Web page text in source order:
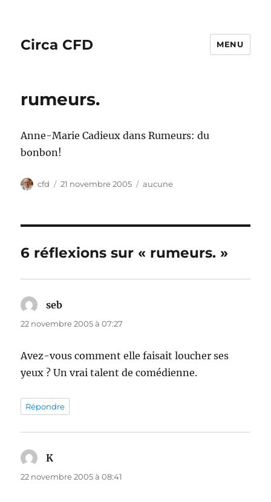
Circa CFD MENU
rumeurs.
Anne-Marie Cadieux dans Rumeurs: du
bonbon!
Auteur
cfd
Publié
21 novembre 2005 Catégories
aucune
6 réflexions sur « rumeurs. »
seb
22 novembre 2005 à 07:27
Avez-vous comment elle faisait loucher ses
yeux ? Un vrai talent de comédienne.
Répondre
K
22 novembre 2005 à 08:41